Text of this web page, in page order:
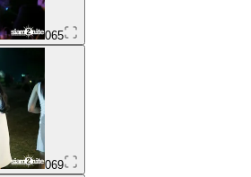
065
069